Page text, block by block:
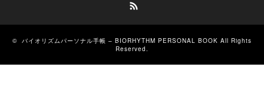
© バイオリズムパーソナル手帳 – BIORHYTHM PERSONAL BOOK All Rights
Reserved.